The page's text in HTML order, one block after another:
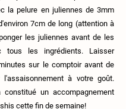
la pelure en juliennes de 3mm
7cm de long (attention à
les juliennes avant de les
tous les ingrédients. Laisser
sur le comptoir avant de
l'assaisonnement à votre goût.
constitué un accompagnement
cette fin de semaine!